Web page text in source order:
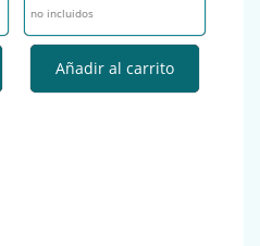
no incluidos
Añadir al carrito